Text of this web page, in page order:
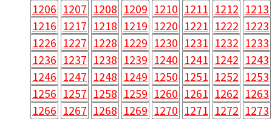
1206 1207 1208 1209 1210 1211 1212 1213
1216 1217 1218 1219 1220 1221 1222 1223
1226 1227 1228 1229 1230 1231 1232 1233
1236 1237 1238 1239 1240 1241 1242 1243
1246 1247 1248 1249 1250 1251 1252 1253
1256 1257 1258 1259 1260 1261 1262 1263
1266 1267 1268 1269 1270 1271 1272 1273